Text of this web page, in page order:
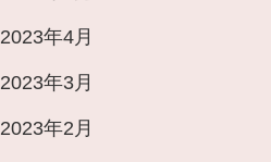
2023年4月
2023年3月
2023年2月